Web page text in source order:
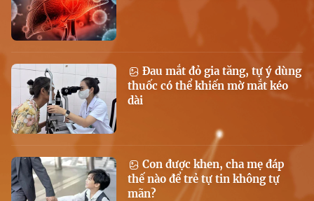
Đau mắt đỏ gia tăng, tự ý dùng
thuốc có thể khiến mờ mắt kéo
dài
Con được khen, cha mẹ đáp
thế nào để trẻ tự tin không tự
mãn?